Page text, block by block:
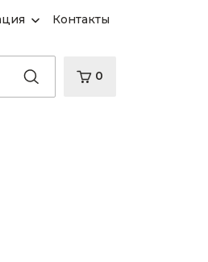
Контакты
0